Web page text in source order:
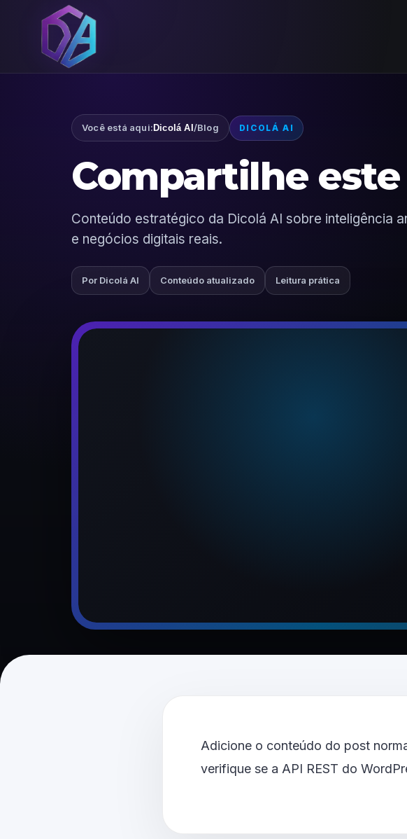
Você está aqui: Dicolá AI /Blog DICOLÁ AI
Compartilhe
Conteúdo estratégico da Dicolá AI sobre inteligência
e negócios digitais reais.
Por Dicolá AI Conteúdo atualizado Leitura prática
Adicione o conteúdo do post
verifique se a API REST do